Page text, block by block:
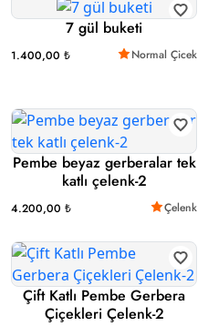
7 gül buketi
1.400,00 ₺ Normal Çicek
Pembe beyaz gerberalar tek
katlı çelenk-2
4.200,00 ₺ Çelenk
Çift Katlı Pembe Gerbera
Çiçekleri Çelenk-2